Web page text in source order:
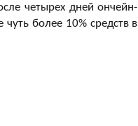
четырех дней ончейн-
более 10% средств в